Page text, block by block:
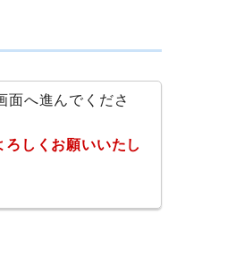
面へ進んでくださ
しくお願いいたし